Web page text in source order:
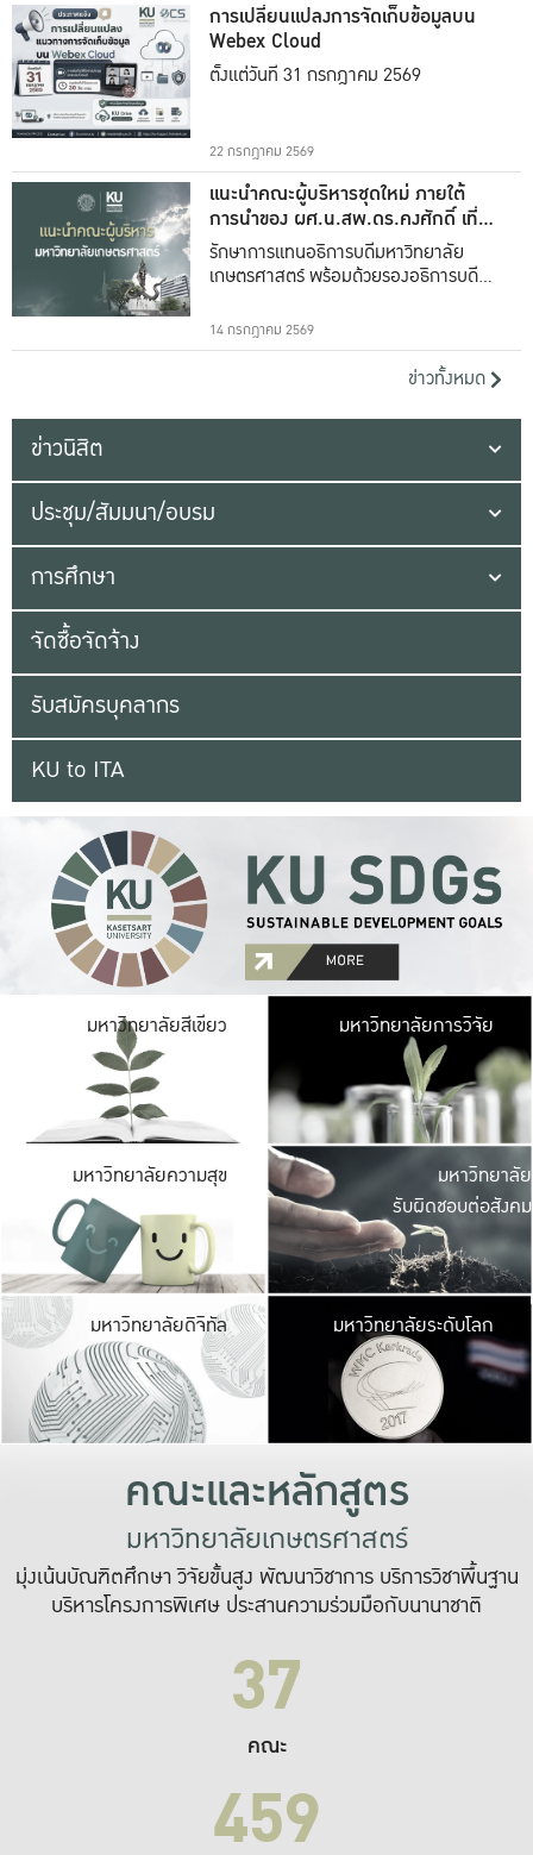
การเปลี่ยนแปลงการจัดเก็บข้อมูลบน
Webex Cloud
ตั้งแต่วันที่ 31 กรกฎาคม 2569
22 กรกฎาคม 2569
แนะนำคณะผู้บริหารชุดใหม่ ภายใต้
การนำของ ผศ.น.สพ.ดร.คงศักดิ์ เที่ยง
ธรรม
รักษาการแทนอธิการบดีมหาวิทยาลัย
เกษตรศาสตร์ พร้อมด้วยรองอธิการบดีทั้ง
14 กรกฎาคม 2569
ข่าวทั้งหมด
ข่าวนิสิต
ประชุม/สัมมนา/อบรม
การศึกษา
จัดซื้อจัดจ้าง
รับสมัครบุคลากร
KU to ITA
มหาวิทยาลัยสีเขียว มหาวิ
มีพื้นที่เขียวสดใส
เป็นป่าในเมือง เกษต
มหาวิทยาลัยการวิจัย
มหาวิทยาลัยความสุข มหาวิ
ค
เปิดประ
และพบเรื่องราวใ
มหาวิทยาลัย
รับผิดชอบต่อสังคม
มหาวิทยาลัยดิจิทัล มหาวิ
เปลี่ยนแปลง แล
เพื่อทำง
ระบบสารสนเทศ
มหาวิทยาลัยระดับโลก
คณะและหลักสูตร
มหาวิทยาลัยเกษตรศาสตร์
มุ่งเน้นบัณฑิตศึกษา วิจัยขั้นสูง พัฒนาวิชาการ บริการวิชาพื้นฐาน
บริหารโครงการพิเศษ ประสานความร่วมมือกับนานาชาติ
37
คณะ
459